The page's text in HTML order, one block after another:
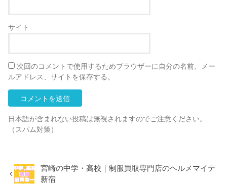
サイト
次回のコメントで使用するためブラウザーに自分の名前、メー
ルアドレス、サイトを保存する。
日本語が含まれない投稿は無視されますのでご注意ください。
（スパム対策）
宮崎の中学・高校｜制服買取専門店のヘルメマイテ
新宿